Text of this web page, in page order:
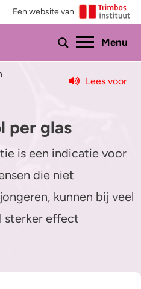
Een website van
Menu
Lees voor
per glas
is een indicatie voor
die niet
kunnen bij veel
sterker effect